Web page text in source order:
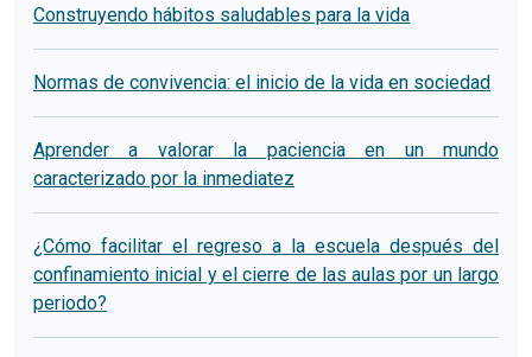
Construyendo hábitos saludables para la vida
Normas de convivencia: el inicio de la vida en sociedad
Aprender a valorar la paciencia en un mundo
caracterizado por la inmediatez
¿Cómo facilitar el regreso a la escuela después del
confinamiento inicial y el cierre de las aulas por un largo
periodo?